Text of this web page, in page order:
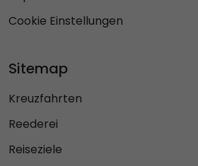
Cookie Einstellungen
Sitemap
Kreuzfahrten
Reederei
Reiseziele